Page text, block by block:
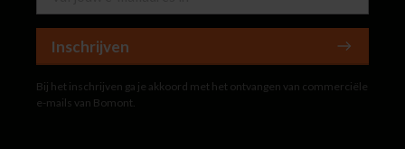
Inschrijven
Bij het inschrijven ga je akkoord met het ontvangen van commerciële
e-mails van Bomont.